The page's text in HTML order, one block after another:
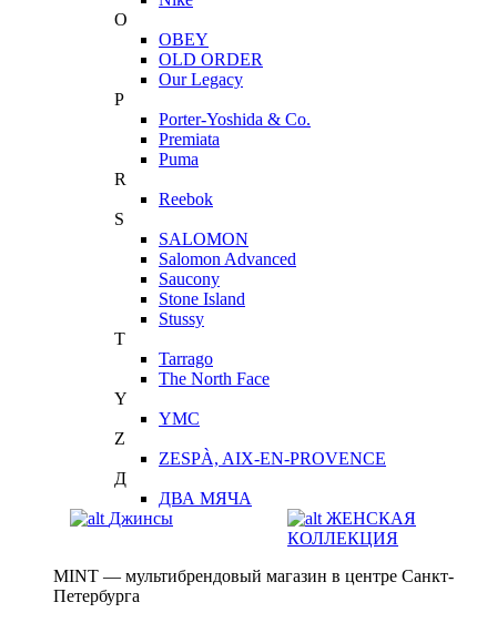
O
OBEY
OLD ORDER
Our Legacy
P
Porter-Yoshida & Co.
Premiata
Puma
R
Reebok
S
SALOMON
Salomon Advanced
Saucony
Stone Island
Stussy
T
Tarrago
The North Face
Y
YMC
Z
ZESPÀ, AIX-EN-PROVENCE
Д
ДВА МЯЧА
Джинсы
ЖЕНСКАЯ
КОЛЛЕКЦИЯ
MINT — мультибрендовый магазин в центре Санкт-
Петербурга